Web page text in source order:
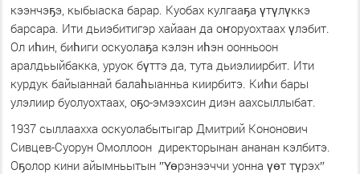
кээнчэҕэ, кыбыаска барар. Куобах кулгааҕа үтүлүккэ
барсара. Ити дьиэбитигэр хайаан да оҥоруохтаах үлэбит.
Ол иһин, биһиги оскуолаҕа кэлэн иһэн оонньоон
аралдьыйбакка, уруок бүттэ да, тута дьиэлиирбит. Ити
курдук байыаннай балаһыанньа киирбитэ. Киһи бары
улэлиир буолуохтаах, оҕо-эмээхсин диэн аахсыллыбат.
1937 сыллаахха оскуолабытыгар Дмитрий Кононович
Сивцев-Суорун Омоллоон директорынан ананан кэлбитэ.
Оҕолор кини айымньытын ″Үөрэнээччи уонна үөт түрэх″